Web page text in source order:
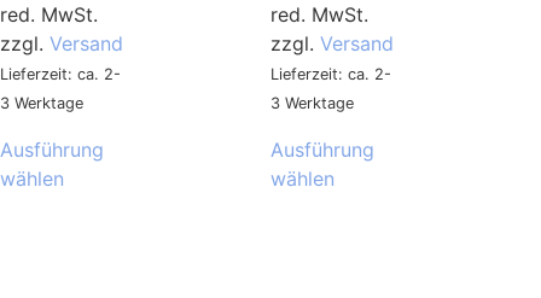
red. MwSt.
zzgl. Versand
Lieferzeit: ca. 2-
3 Werktage
Ausführung
wählen
red. MwSt.
zzgl. Versand
Lieferzeit: ca. 2-
3 Werktage
Ausführung
wählen